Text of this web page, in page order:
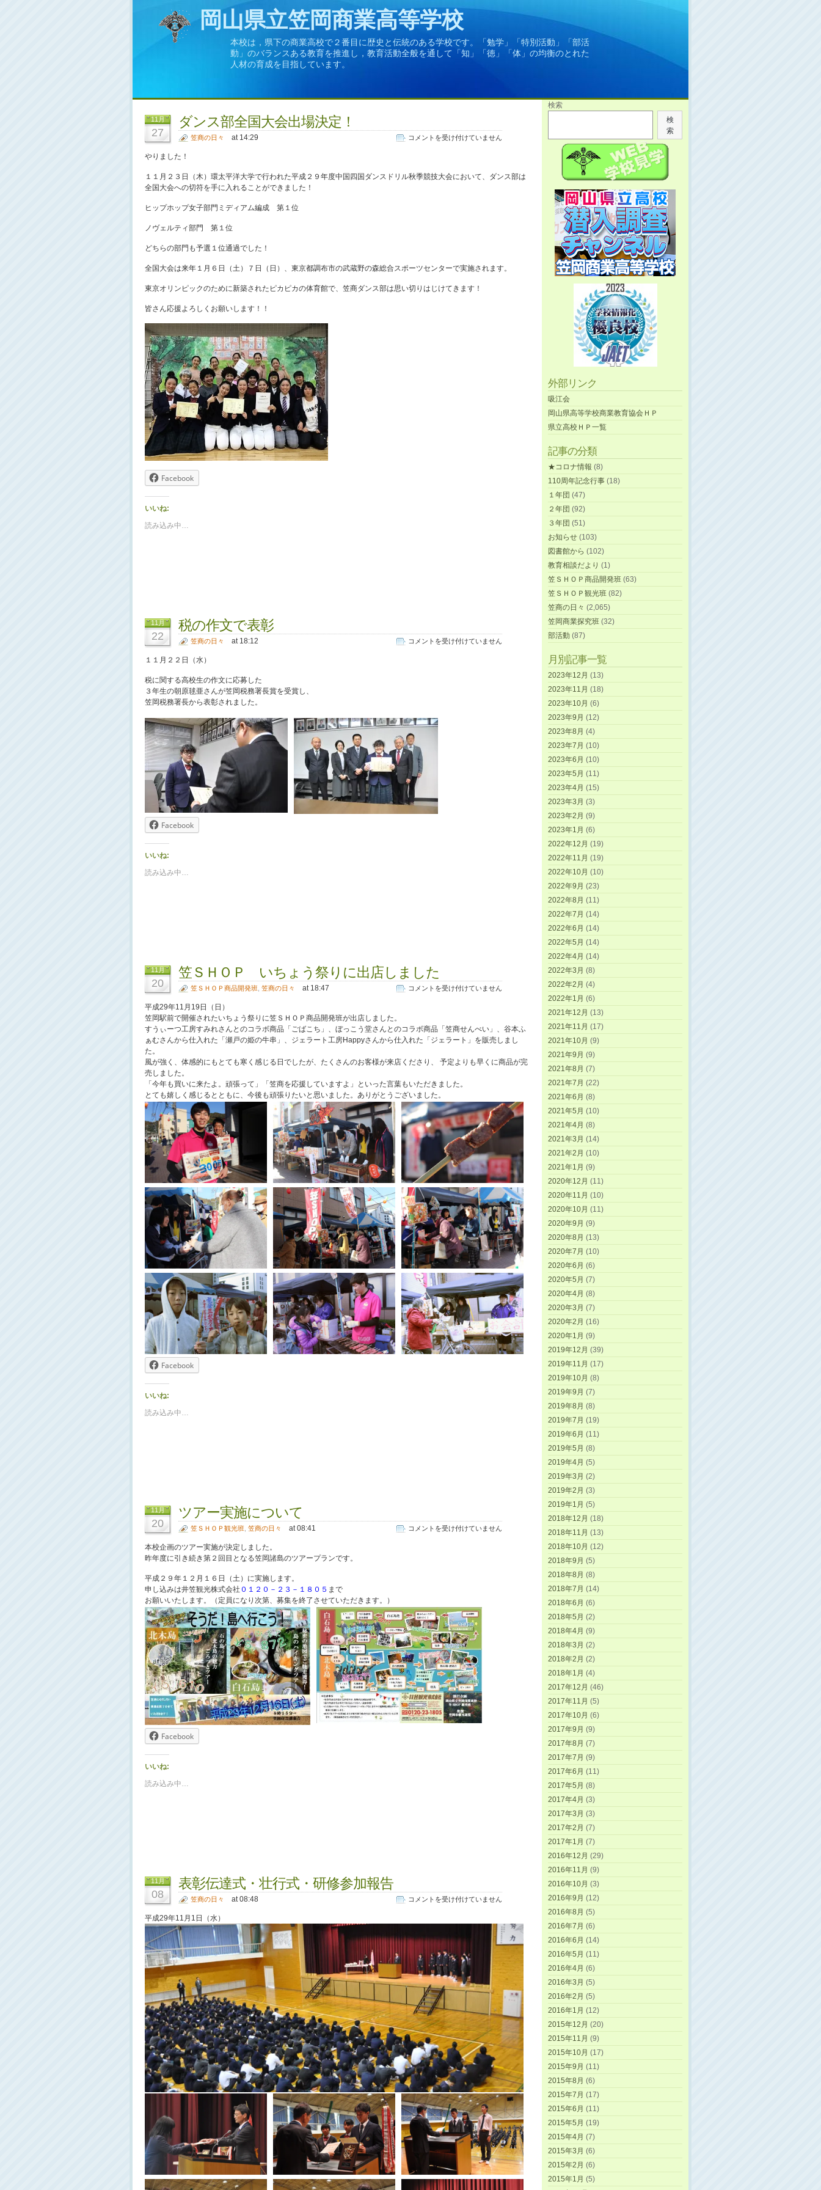
岡山県立笠岡商業高等学校
本校は，県下の商業高校で２番目に歴史と伝統のある学校です。「勉学」「特別活動」「部活
動」のバランスある教育を推進し，教育活動全般を通して「知」「徳」「体」の均衡のとれた
人材の育成を目指しています。
11月
27
ダンス部全国大会出場決定！
at 14:29
笠商の日々
ダ
全
は
コメントを受け付けていません
やりました！
１１月２３日（木）環太平洋大学で行われた平成２９年度中国四国ダンスドリル秋季競技大会において、ダンス部は
全国大会への切符を手に入れることができました！
ヒップホップ女子部門ミディアム編成 第１位
ノヴェルティ部門 第１位
どちらの部門も予選１位通過でした！
全国大会は来年１月６日（土）７日（日）、東京都調布市の武蔵野の森総合スポーツセンターで実施されます。
東京オリンピックのために新築されたピカピカの体育館で、笠商ダンス部は思い切りはじけてきます！
皆さん応援よろしくお願いします！！
Facebook
いいね:
読み込み中…
11月
22
税の作文で表彰
at 18:12
笠商の日々
税
は
コメントを受け付けていません
１１月２２日（水）
税に関する高校生の作文に応募した
３年生の朝原毬亜さんが笠岡税務署長賞を受賞し、
笠岡税務署長から表彰されました。
Facebook
いいね:
読み込み中…
11月
20
笠ＳＨＯＰ いちょう祭りに出店しました
at 18:47
笠ＳＨＯＰ商品開発班 笠商の日々
笠
Ｐ
い
ょ
祭
り
に
出
し
た
は
コメントを受け付けていません
平成29年11月19日（日）
笠岡駅前で開催されたいちょう祭りに笠ＳＨＯＰ商品開発班が出店しました。
すうぃーつ工房すみれさんとのコラボ商品「ごばこち」、ぼっこう堂さんとのコラボ商品「笠商せんべい」、谷本ふ
ぁむさんから仕入れた「瀬戸の姫の牛串」、ジェラート工房Happyさんから仕入れた「ジェラート」を販売しまし
た。
風が強く、体感的にもとても寒く感じる日でしたが、たくさんのお客様が来店くださり、 予定よりも早くに商品が完
売しました。
「今年も買いに来たよ。頑張って」「笠商を応援していますよ」といった言葉もいただきました。
とても嬉しく感じるとともに、今後も頑張りたいと思いました。ありがとうございました。
Facebook
いいね:
読み込み中…
11月
20
ツアー実施について
at 08:41
笠ＳＨＯＰ観光班 笠商の日々
ツ
て
は
コメントを受け付けていません
本校企画のツアー実施が決定しました。
昨年度に引き続き第２回目となる笠岡諸島のツアープランです。
平成２９年１２月１６日（土）に実施します。
申し込みは井笠観光株式会社 ０１２０－２３－１８０５ まで
お願いいたします。（定員になり次第、募集を終了させていただきます。）
Facebook
いいね:
読み込み中…
11月
08
表彰伝達式・壮行式・研修参加報告
at 08:48
笠商の日々
表
式・
式・
研
参
加
報
告
は
コメントを受け付けていません
平成29年11月1日（水）
検索
検
索
外部リンク
吸江会
岡山県高等学校商業教育協会ＨＰ
県立高校ＨＰ一覧
記事の分類
★コロナ情報 (8)
110周年記念行事 (18)
１年団 (47)
２年団 (92)
３年団 (51)
お知らせ (103)
図書館から (102)
教育相談だより (1)
笠ＳＨＯＰ商品開発班 (63)
笠ＳＨＯＰ観光班 (82)
笠商の日々 (2,065)
笠岡商業探究班 (32)
部活動 (87)
月別記事一覧
2023年12月 (13)
2023年11月 (18)
2023年10月 (6)
2023年9月 (12)
2023年8月 (4)
2023年7月 (10)
2023年6月 (10)
2023年5月 (11)
2023年4月 (15)
2023年3月 (3)
2023年2月 (9)
2023年1月 (6)
2022年12月 (19)
2022年11月 (19)
2022年10月 (10)
2022年9月 (23)
2022年8月 (11)
2022年7月 (14)
2022年6月 (14)
2022年5月 (14)
2022年4月 (14)
2022年3月 (8)
2022年2月 (4)
2022年1月 (6)
2021年12月 (13)
2021年11月 (17)
2021年10月 (9)
2021年9月 (9)
2021年8月 (7)
2021年7月 (22)
2021年6月 (8)
2021年5月 (10)
2021年4月 (8)
2021年3月 (14)
2021年2月 (10)
2021年1月 (9)
2020年12月 (11)
2020年11月 (10)
2020年10月 (11)
2020年9月 (9)
2020年8月 (13)
2020年7月 (10)
2020年6月 (6)
2020年5月 (7)
2020年4月 (8)
2020年3月 (7)
2020年2月 (16)
2020年1月 (9)
2019年12月 (39)
2019年11月 (17)
2019年10月 (8)
2019年9月 (7)
2019年8月 (8)
2019年7月 (19)
2019年6月 (11)
2019年5月 (8)
2019年4月 (5)
2019年3月 (2)
2019年2月 (3)
2019年1月 (5)
2018年12月 (18)
2018年11月 (13)
2018年10月 (12)
2018年9月 (5)
2018年8月 (8)
2018年7月 (14)
2018年6月 (6)
2018年5月 (2)
2018年4月 (9)
2018年3月 (2)
2018年2月 (2)
2018年1月 (4)
2017年12月 (46)
2017年11月 (5)
2017年10月 (6)
2017年9月 (9)
2017年8月 (7)
2017年7月 (9)
2017年6月 (11)
2017年5月 (8)
2017年4月 (3)
2017年3月 (3)
2017年2月 (7)
2017年1月 (7)
2016年12月 (29)
2016年11月 (9)
2016年10月 (3)
2016年9月 (12)
2016年8月 (5)
2016年7月 (6)
2016年6月 (14)
2016年5月 (11)
2016年4月 (6)
2016年3月 (5)
2016年2月 (5)
2016年1月 (12)
2015年12月 (20)
2015年11月 (9)
2015年10月 (17)
2015年9月 (11)
2015年8月 (6)
2015年7月 (17)
2015年6月 (11)
2015年5月 (19)
2015年4月 (7)
2015年3月 (6)
2015年2月 (6)
2015年1月 (5)